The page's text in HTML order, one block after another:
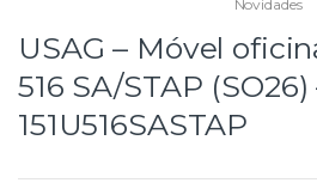
Novidades
USAG – Móvel
516 SA/STAP (SO26)
151U516SASTAP